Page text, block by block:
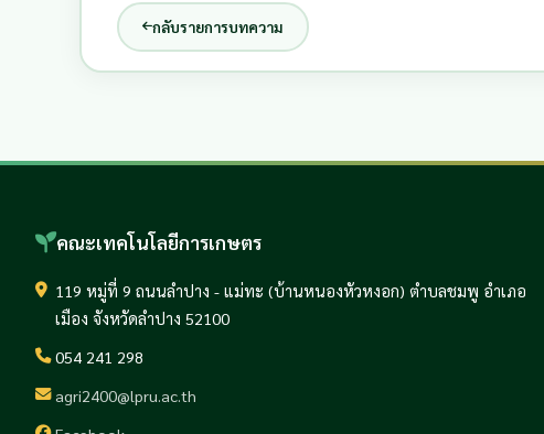
กลับรายการบทความ
คณะเทคโนโลยีการเกษตร
119 หมู่ที่ 9 ถนนลำปาง - แม่ทะ (บ้านหนองหัวหงอก) ตำบลชมพู อำเภอ
เมือง จังหวัดลำปาง 52100
054 241 298
agri2400@lpru.ac.th